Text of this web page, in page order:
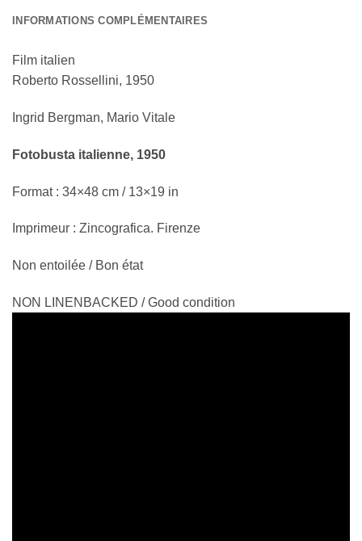
INFORMATIONS COMPLÉMENTAIRES
Film italien
Roberto Rossellini, 1950
Ingrid Bergman, Mario Vitale
Fotobusta italienne, 1950
Format : 34×48 cm / 13×19 in
Imprimeur : Zincografica. Firenze
Non entoilée / Bon état
NON LINENBACKED / Good condition